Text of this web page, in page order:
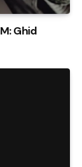
Ghid